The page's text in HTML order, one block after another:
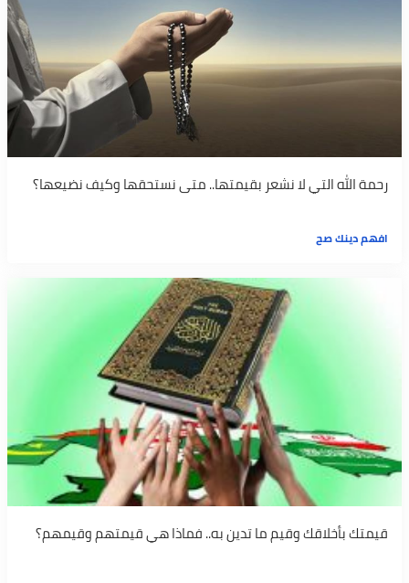
رحمة الله التي لا نشعر بقيمتها.. متى نستحقها وكيف نضيعها؟
افهم دينك صح
قيمتك بأخلاقك وقيم ما تدين به.. فماذا هي قيمتهم وقيمهم؟